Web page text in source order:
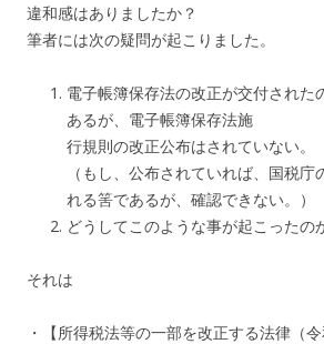
違和感はありましたか？
筆者には次の疑問が起こりました。
電子帳簿保存法の改正が交付された
あるが、電子帳簿保存法施
行規則の改正公布はされていない。
（もし、公布されていれば、国税庁
れる筈であるが、確認できない。）
どうしてこのような事が起こったの
それは
・【所得税法等の一部を改正する法律（